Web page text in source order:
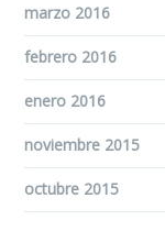
marzo 2016
febrero 2016
enero 2016
noviembre 2015
octubre 2015